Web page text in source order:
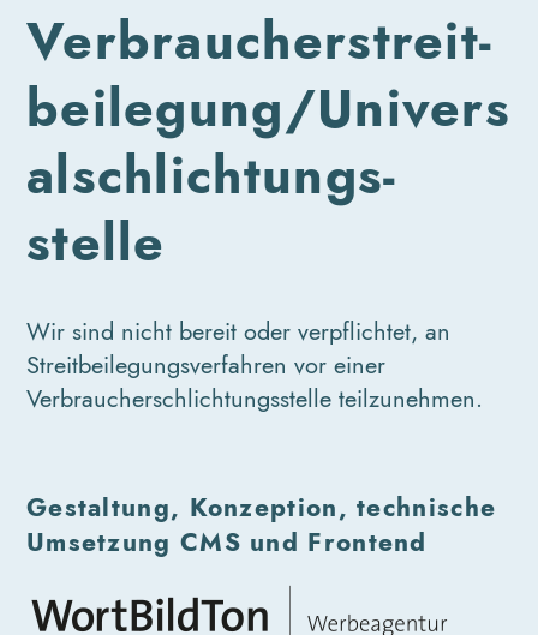
Verbraucher­streit­
beilegung/Univers
al­schlichtungs­
stelle
Wir sind nicht bereit oder verpflichtet, an
Streitbeilegungsverfahren vor einer
Verbraucherschlichtungsstelle teilzunehmen.
Gestaltung, Konzeption, technische
Umsetzung CMS und Frontend